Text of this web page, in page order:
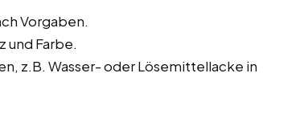
Vorgaben.
und Farbe.
z.B. Wasser- oder Lösemittellacke in